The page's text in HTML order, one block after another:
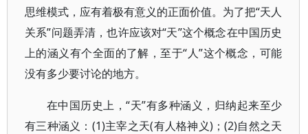
思维模式，应有着极有意义的正面价值。为了把“天人
关系”问题弄清，也许应该对“天”这个概念在中国历史
上的涵义有个全面的了解，至于“人”这个概念，可能
没有多少要讨论的地方。
在中国历史上，“天”有多种涵义，归纳起来至少
有三种涵义：(1)主宰之天(有人格神义)；(2)自然之天